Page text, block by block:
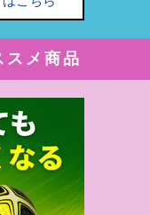
スメ商品